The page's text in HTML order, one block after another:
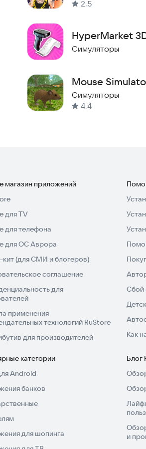
2,5
HyperMarket
Симуляторы
Mouse Simulator :
Home
Симуляторы
4,4
магазин приложений
для TV
для телефона
для ОС Аврора
(для СМИ и блогеров)
соглашение
для
применения
технологий RuStore
для производителей
Сбой
Как
категории
Android
банков
для шопинга
Блог
и